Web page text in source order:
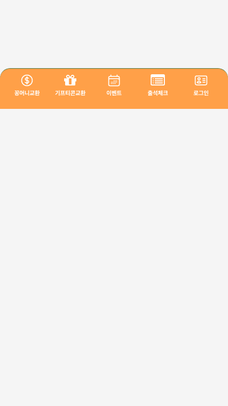
꽁머니교환 기프티콘교환 이벤트 출석체크 로그인